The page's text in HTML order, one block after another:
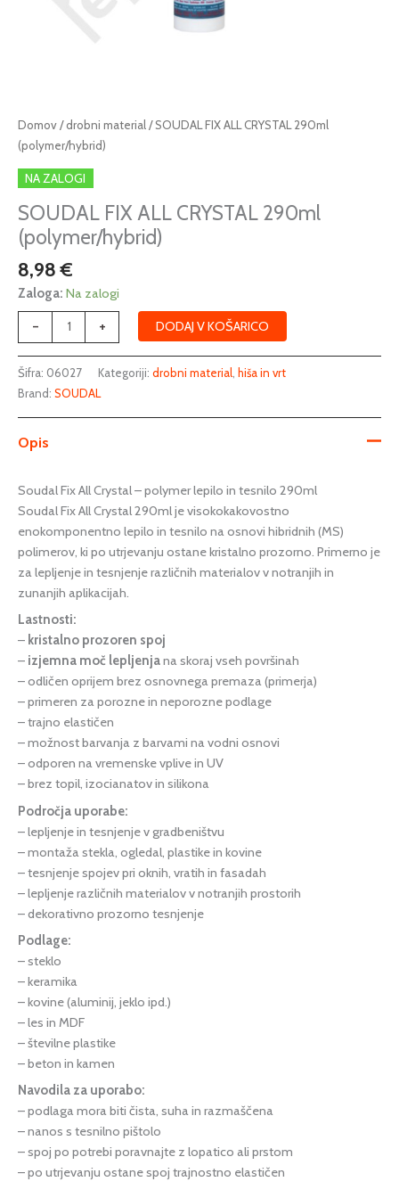
Domov/drobni material/ SOUDAL FIX ALL CRYSTAL 290ml
(polymer/hybrid)
NA ZALOGI
SOUDAL FIX ALL CRYSTAL 290ml
(polymer/hybrid)
8,98€
Zaloga: Na zalogi
-
SOUDAL
FIX
ALL
CRYSTAL
290ml
(polymer/hybrid)
količina
+ DODAJ V KOŠARICO
Šifra: 06027 Kategoriji: drobni material hiša in vrt
Brand: SOUDAL
Opis
Soudal Fix All Crystal – polymer lepilo in tesnilo 290ml
Soudal Fix All Crystal 290ml je visokokakovostno
enokomponentno lepilo in tesnilo na osnovi hibridnih (MS)
polimerov, ki po utrjevanju ostane kristalno prozorno. Primerno je
za lepljenje in tesnjenje različnih materialov v notranjih in
zunanjih aplikacijah.
Lastnosti:
– kristalno prozoren spoj
– izjemna moč lepljenjana skoraj vseh površinah
– odličen oprijem brez osnovnega premaza (primerja)
– primeren za porozne in neporozne podlage
– trajno elastičen
– možnost barvanja z barvami na vodni osnovi
– odporen na vremenske vplive in UV
– brez topil, izocianatov in silikona
Področja uporabe:
– lepljenje in tesnjenje v gradbeništvu
– montaža stekla, ogledal, plastike in kovine
– tesnjenje spojev pri oknih, vratih in fasadah
– lepljenje različnih materialov v notranjih prostorih
– dekorativno prozorno tesnjenje
Podlage:
– steklo
– keramika
– kovine (aluminij, jeklo ipd.)
– les in MDF
– številne plastike
– beton in kamen
Navodila za uporabo:
– podlaga mora biti čista, suha in razmaščena
– nanos s tesnilno pištolo
– spoj po potrebi poravnajte z lopatico ali prstom
– po utrjevanju ostane spoj trajnostno elastičen